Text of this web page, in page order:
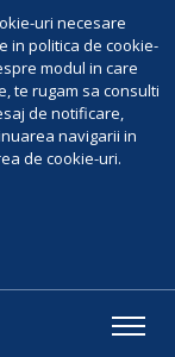
uri necesare
in politica de cookie-
modul in care
te rugam sa consulti
de notificare,
navigarii in
de cookie-uri.